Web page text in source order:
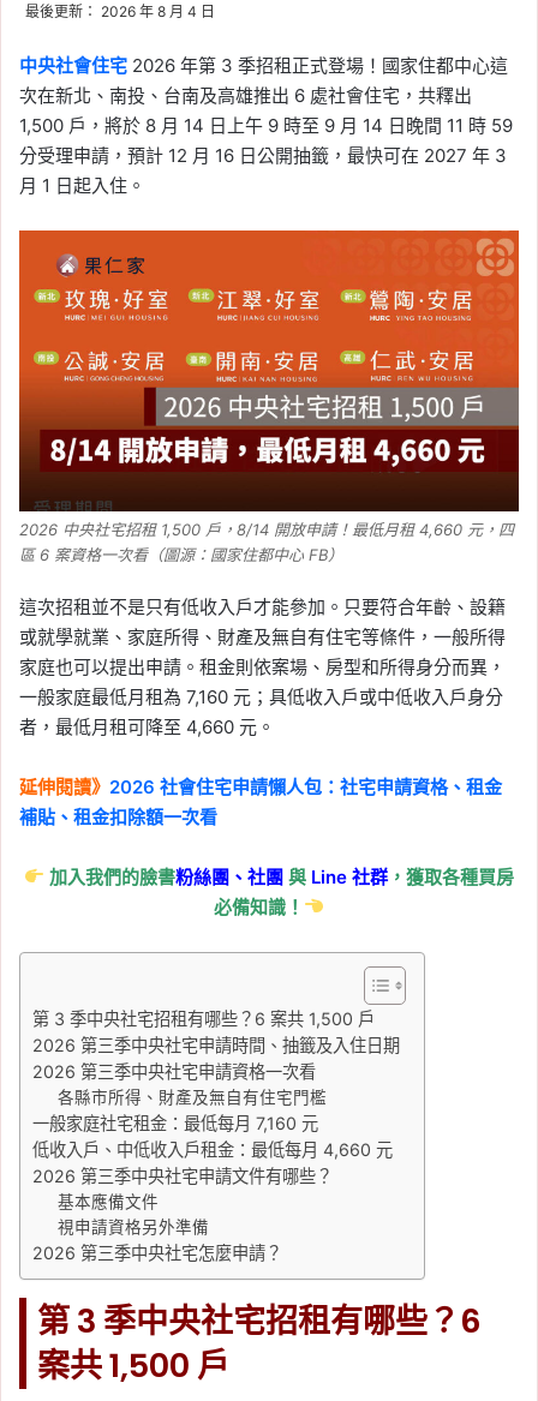
最後更新： 2026 年 8 月 4 日
中央社會住宅 2026 年第 3 季招租正式登場！國家住都中心這
次在新北、南投、台南及高雄推出 6 處社會住宅，共釋出
1,500 戶，將於 8 月 14 日上午 9 時至 9 月 14 日晚間 11 時 59
分受理申請，預計 12 月 16 日公開抽籤，最快可在 2027 年 3
月 1 日起入住。
2026 中央社宅招租 1,500 戶，8/14 開放申請！最低月租 4,660 元，四
區 6 案資格一次看（圖源：國家住都中心 FB）
這次招租並不是只有低收入戶才能參加。只要符合年齡、設籍
或就學就業、家庭所得、財產及無自有住宅等條件，一般所得
家庭也可以提出申請。租金則依案場、房型和所得身分而異，
一般家庭最低月租為 7,160 元；具低收入戶或中低收入戶身分
者，最低月租可降至 4,660 元。
延伸閱讀》 2026 社會住宅申請懶人包：社宅申請資格、租金
補貼、租金扣除額一次看
加入我們的臉書粉絲團、社團與 Line社群 ，獲取各種買房
必備知識！
第 3 季中央社宅招租有哪些？6 案共 1,500 戶
2026 第三季中央社宅申請時間、抽籤及入住日期
2026 第三季中央社宅申請資格一次看
各縣市所得、財產及無自有住宅門檻
一般家庭社宅租金：最低每月 7,160 元
低收入戶、中低收入戶租金：最低每月 4,660 元
2026 第三季中央社宅申請文件有哪些？
基本應備文件
視申請資格另外準備
2026 第三季中央社宅怎麼申請？
第 3 季中央社宅招租有哪些？6
案共 1,500 戶